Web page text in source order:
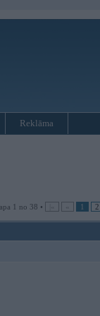
Reklāma
1 no 38 • |« « 1 2